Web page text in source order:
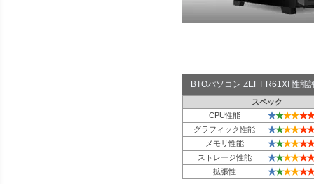
BTOパソコン ZEFT R61XI 性能
スペック
CPU性能
★★★★★★
グラフィック性能 ★★★★★★
メモリ性能 ★★★★★★
ストレージ性能 ★★★★★★
拡張性 ★★★★★★